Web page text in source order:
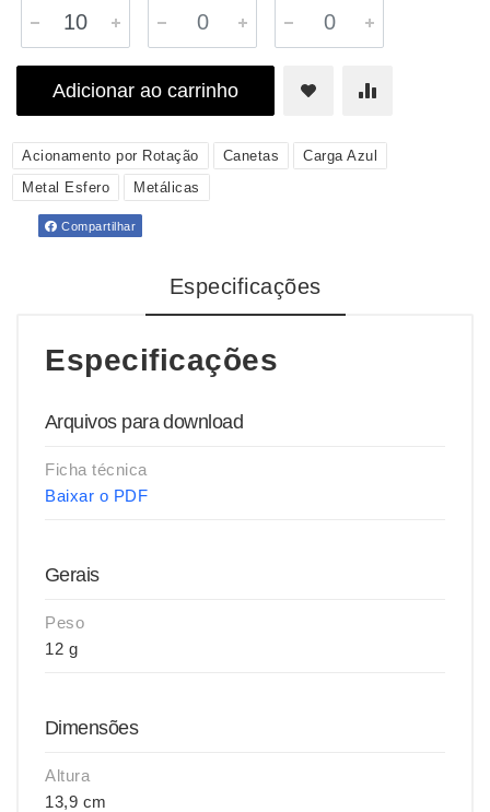
Adicionar ao carrinho
Acionamento por Rotação Canetas
Carga Azul
Metal Esfero
Metálicas
Compartilhar
Especificações
Especificações
Arquivos para download
Ficha técnica
Baixar o PDF
Gerais
Peso
12 g
Dimensões
Altura
13,9 cm